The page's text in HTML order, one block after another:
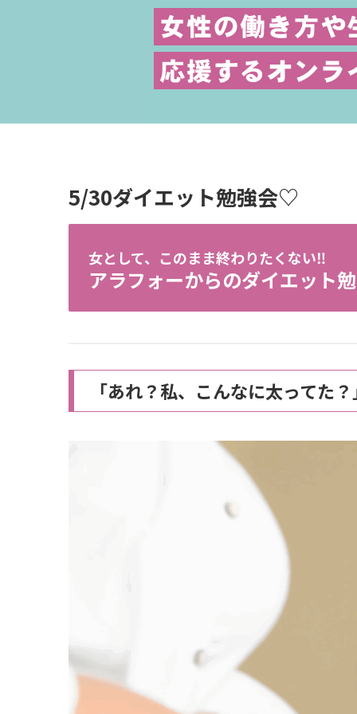
5/30ダイエット勉強会♡
女として、このまま終わりたくない‼️
アラフォーからのダイエット
「あれ？私、こんなに太ってた